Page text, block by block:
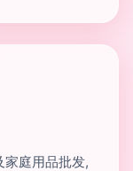
家庭用品批发,